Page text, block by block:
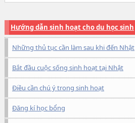
Hướng dẫn sinh hoạt cho du học sinh
Những thủ tục cần làm sau khi đến Nhật
Bắt đầu cuộc sống sinh hoạt tại Nhật
Điều cần chú ý trong sinh hoạt
Đăng kí học bổng